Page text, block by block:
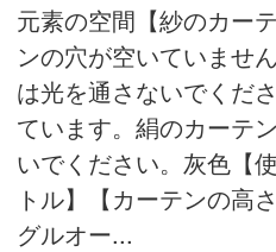
元素の空間【紗のカー
ンの穴が空いていませ
は光を通さないでくだ
ています。絹のカーテ
いでください。灰色【
トル】【カーテンの高
グルオー...